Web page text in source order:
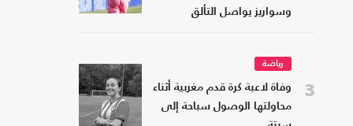
وسواريز يواصل التألق
3
رياضة
وفاة لاعبة كرة قدم مغربية أثناء
محاولتها الوصول سباحة إلى